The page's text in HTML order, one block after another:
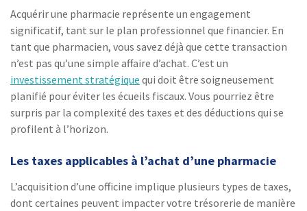
Acquérir une pharmacie représente un engagement
significatif, tant sur le plan professionnel que financier. En
tant que pharmacien, vous savez déjà que cette transaction
n’est pas qu’une simple affaire d’achat. C’est un
investissement stratégique qui doit être soigneusement
planifié pour éviter les écueils fiscaux. Vous pourriez être
surpris par la complexité des taxes et des déductions qui se
profilent à l’horizon.
Les taxes applicables à l’achat d’une pharmacie
L’acquisition d’une officine implique plusieurs types de taxes,
dont certaines peuvent impacter votre trésorerie de manière